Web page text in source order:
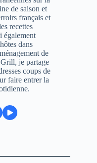
de saison et
français et
recettes
également
dans
de
je partage
coups de
faire entrer la